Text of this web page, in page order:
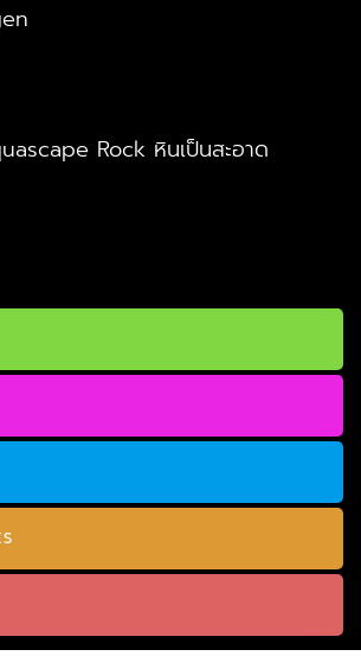
Rock หินเป็นสะอาด